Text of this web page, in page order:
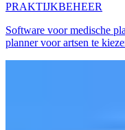
PRAKTIJKBEHEER
Software voor medische
planner voor artsen te